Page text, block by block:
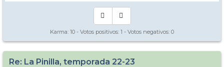
Karma: 10 - Votos positivos: 1 - Votos negativos: 0
Re: La Pinilla, temporada 22-23